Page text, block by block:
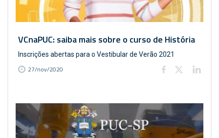
VCnaPUC: saiba mais sobre o curso de História
Inscrições abertas para o Vestibular de Verão 2021
27/nov/2020